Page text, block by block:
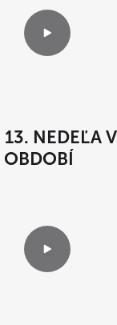
SV. CYRILA A
OBDOBÍ